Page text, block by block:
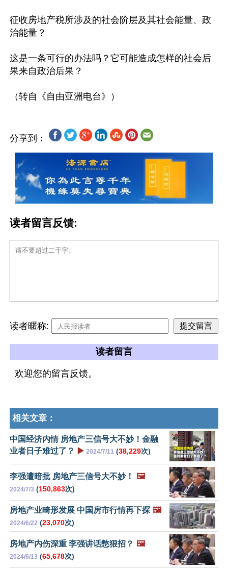
征收房地产税所涉及的社会阶层及其社会能量、政
治能量？
这是一条可行的办法吗？它可能造成怎样的社会后
果来自政治后果？
分享到：
读者留言反馈:
读者暱称:
读者留言
欢迎您的留言反馈。
相关文章：
中国经济内情 房地产三信号大不妙！金融
业者日子难过了？
▶️ 2024/7/11 (38,229次)
李强遭暗批 房地产三信号大不妙！ 🖼️
2024/7/3 (150,863次)
房地产业畸形发展 中国房市行情再下探 🖼️
2024/6/22 (23,070次)
房地产内伤深重 李强讲话憋狠招？ 🖼️
2024/6/13 (65,678次)